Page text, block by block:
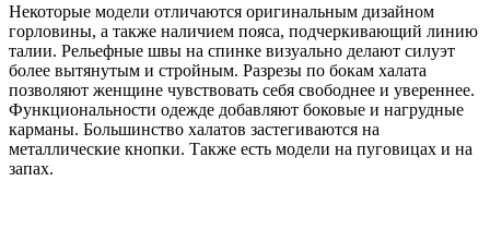
Некоторые модели отличаются оригинальным дизайном
горловины, а также наличием пояса, подчеркивающий линию
талии. Рельефные швы на спинке визуально делают силуэт
более вытянутым и стройным. Разрезы по бокам халата
позволяют женщине чувствовать себя свободнее и увереннее.
Функциональности одежде добавляют боковые и нагрудные
карманы. Большинство халатов застегиваются на
металлические кнопки. Также есть модели на пуговицах и на
запах.